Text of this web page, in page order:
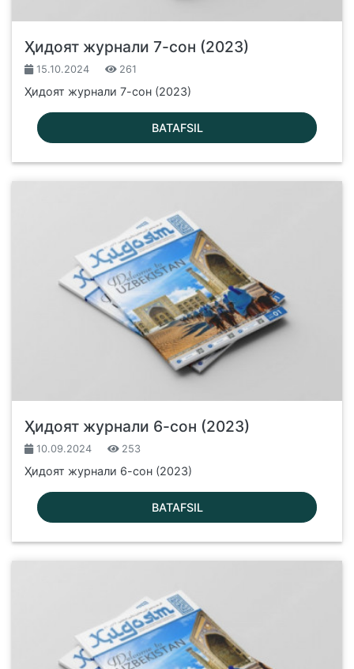
Ҳидоят журнали 7-сон (2023)
15.10.2024 261
Ҳидоят журнали 7-сон (2023)
BATAFSIL
Ҳидоят журнали 6-сон (2023)
10.09.2024 253
Ҳидоят журнали 6-сон (2023)
BATAFSIL